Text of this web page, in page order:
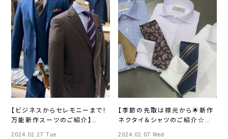
【ビジネスからセレモニーまで！
万能新作スーツのご紹介】
2024.02.27 Tue
【季節の先取は襟元から🌟新作
ネクタイ＆シャツのご紹介☆彡】
2024.02.07 Wed